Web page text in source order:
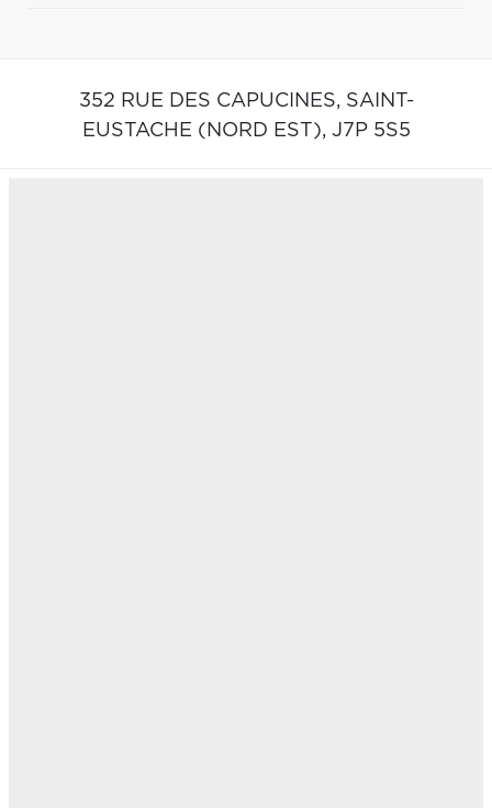
352 RUE DES CAPUCINES, SAINT-
EUSTACHE (NORD EST), J7P 5S5